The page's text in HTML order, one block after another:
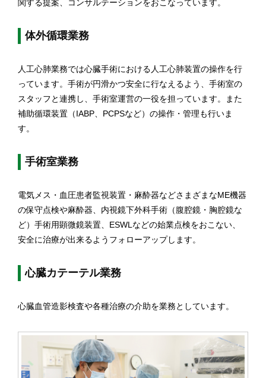
関する提案、コンサルテーションをおこなっています。
体外循環業務
人工心肺業務では心臓手術における人工心肺装置の操作を行
っています。手術が円滑かつ安全に行なえるよう、手術室の
スタッフと連携し、手術室運営の一役を担っています。また
補助循環装置（IABP、PCPSなど）の操作・管理も行いま
す。
手術室業務
電気メス・血圧患者監視装置・麻酔器などさまざまなME機器
の保守点検や麻酔器、内視鏡下外科手術（腹腔鏡・胸腔鏡な
ど）手術用顕微鏡装置、ESWLなどの始業点検をおこない、
安全に治療が出来るようフォローアップします。
心臓カテーテル業務
心臓血管造影検査や各種治療の介助を業務としています。